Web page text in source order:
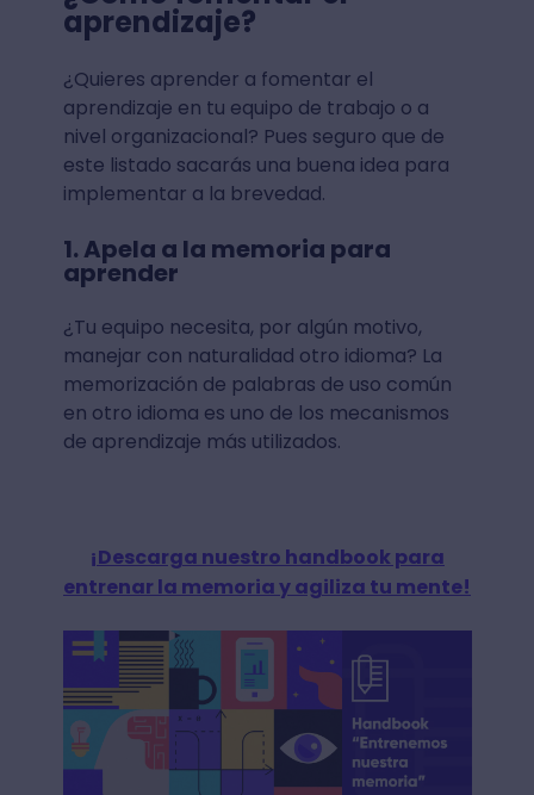
aprendizaje?
¿Quieres aprender a fomentar el
aprendizaje en tu equipo de trabajo o a
nivel organizacional? Pues seguro que de
este listado sacarás una buena idea para
implementar a la brevedad.
1. Apela a la memoria para
aprender
¿Tu equipo necesita, por algún motivo,
manejar con naturalidad otro idioma? La
memorización de palabras de uso común
en otro idioma es uno de los mecanismos
de aprendizaje más utilizados.
¡Descarga nuestro handbook para
entrenar la memoria y agiliza tu mente!